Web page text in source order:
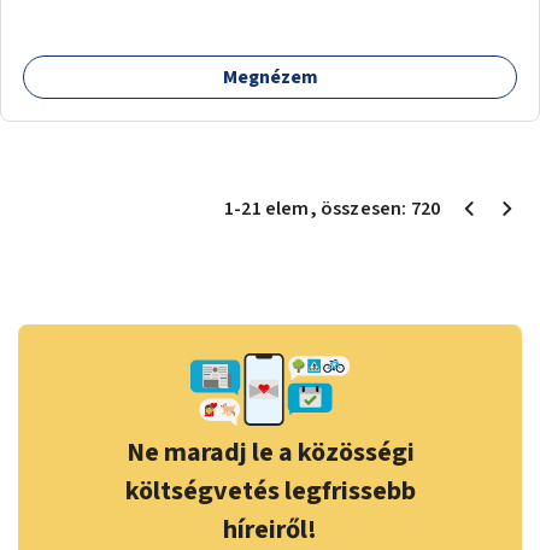
időznek.
Megnézem
1-21 elem, összesen: 720
Ne maradj le a közösségi
költségvetés legfrissebb
híreiről!